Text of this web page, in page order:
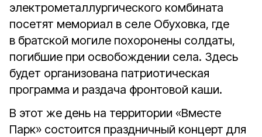
электрометаллургического комбината
посетят мемориал в селе Обуховка, где
в братской могиле похоронены солдаты,
погибшие при освобождении села. Здесь
будет организована патриотическая
программа и раздача фронтовой каши.
В этот же день на территории «Вместе
Парк» состоится праздничный концерт для